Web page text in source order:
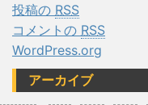
投稿の RSS
コメントの RSS
WordPress.org
アーカイブ